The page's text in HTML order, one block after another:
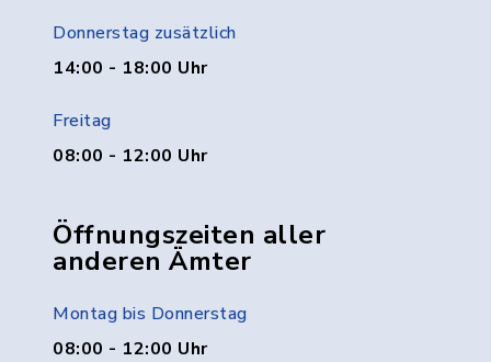
Donnerstag zusätzlich
14:00 - 18:00 Uhr
Freitag
08:00 - 12:00 Uhr
Öffnungszeiten aller
anderen Ämter
Montag bis Donnerstag
08:00 - 12:00 Uhr